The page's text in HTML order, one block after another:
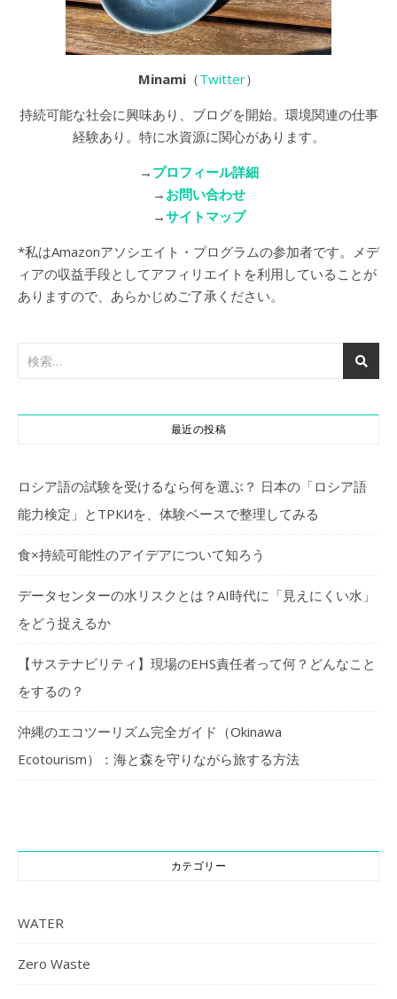
Minami （Twitter）
持続可能な社会に興味あり、ブログを開始。環境関連の仕事
経験あり。特に水資源に関心があります。
→ プロフィール詳細
→ お問い合わせ
→サイトマップ
*私はAmazonアソシエイト・プログラムの参加者です。メデ
ィアの収益手段としてアフィリエイトを利用していることが
ありますので、あらかじめご了承ください。
最近の投稿
ロシア語の試験を受けるなら何を選ぶ？ 日本の「ロシア語
能力検定」とТРКИを、体験ベースで整理してみる
食×持続可能性のアイデアについて知ろう
データセンターの水リスクとは？AI時代に「見えにくい水」
をどう捉えるか
【サステナビリティ】現場のEHS責任者って何？どんなこと
をするの？
沖縄のエコツーリズム完全ガイド（Okinawa
Ecotourism）：海と森を守りながら旅する方法
カテゴリー
WATER
Zero Waste